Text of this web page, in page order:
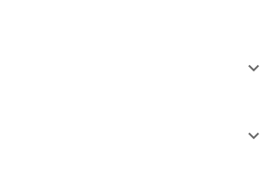
keyboard_arrow_down
keyboard_arrow_down